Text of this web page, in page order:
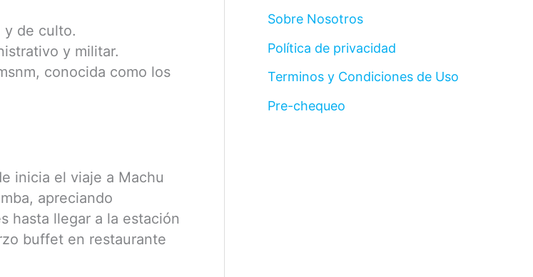
y de culto.
y militar.
conocida como los
inicia el viaje a Machu
apreciando
hasta llegar a la estación
buffet en restaurante
Sobre Nosotros
Política de privacidad
Terminos y Condiciones de Uso
Pre-chequeo